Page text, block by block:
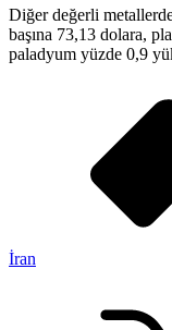
Diğer değerli
başına 73,13 dolara,
paladyum yüzde 0,9
İran